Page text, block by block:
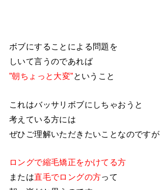
ボブにすることによる問題を
しいて言うのであれば
”朝ちょっと大変”ということ
これはバッサリボブにしちゃおうと
考えている方には
ぜひご理解いただきたいことなのですが
ロングで縮毛矯正をかけてる方
または直毛でロングの方って